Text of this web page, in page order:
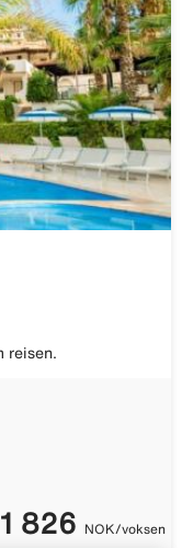
reisen.
826 NOK/voksen